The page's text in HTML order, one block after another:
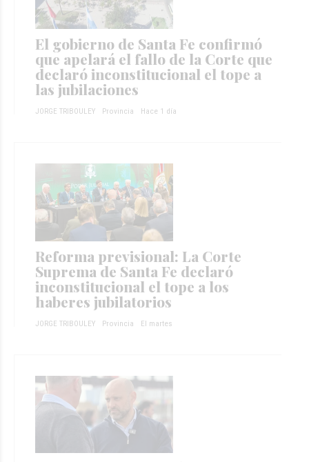
El gobierno de Santa Fe confirmó
que apelará el fallo de la Corte que
declaró inconstitucional el tope a
las jubilaciones
JORGE TRIBOULEY Provincia Hace 1 día
Reforma previsional: La Corte
Suprema de Santa Fe declaró
inconstitucional el tope a los
haberes jubilatorios
JORGE TRIBOULEY Provincia El martes